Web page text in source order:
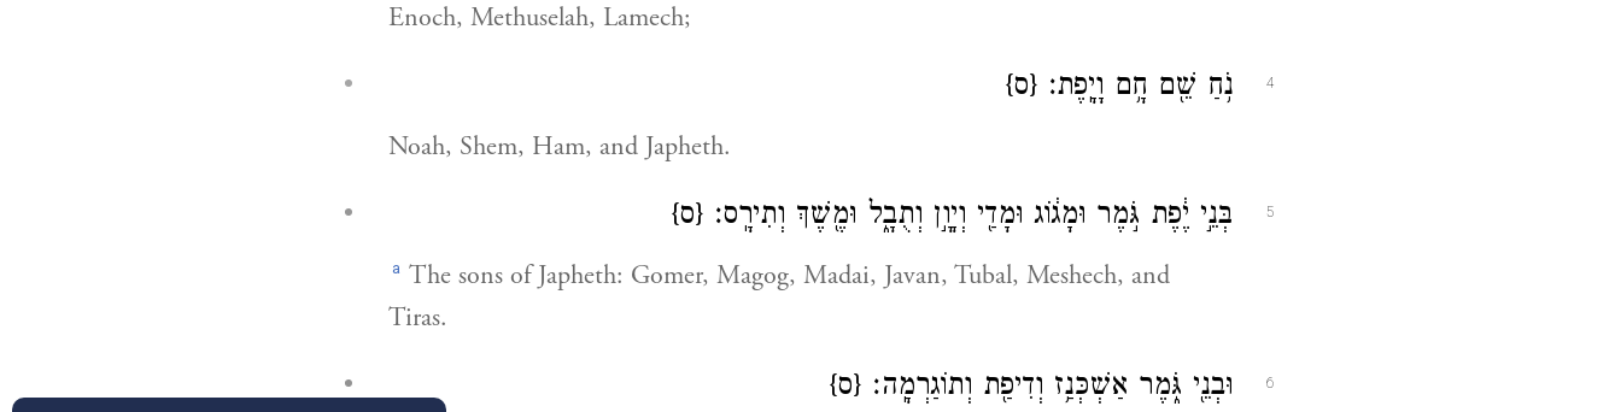
Enoch, Methuselah, Lamech;
4 נֹ֥חַ שֵׁ֖ם חָ֥ם וָיָֽפֶת׃ {ס}
Noah, Shem, Ham, and Japheth.
5 בְּנֵ֣י יֶ֔פֶת גֹּ֣מֶר וּמָג֔וֹג וּמָדַ֖י וְיָוָ֣ן וְתֻבָ֑ל וּמֶ֖שֶׁךְ וְתִירָֽס׃ {ס}
a The sons of Japheth: Gomer, Magog, Madai, Javan, Tubal, Meshech, and
Tiras.
6 וּבְנֵ֖י גֹּ֑מֶר אַשְׁכְּנַ֥ז וְדִיפַ֖ת וְתוֹגַרְמָֽה׃ {ס}